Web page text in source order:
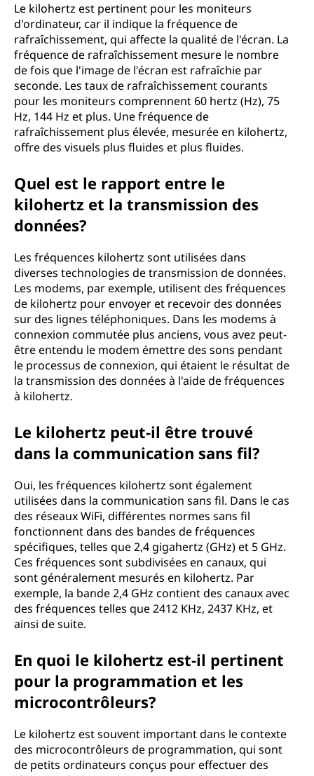
Le kilohertz est pertinent pour les moniteurs
d'ordinateur, car il indique la fréquence de
rafraîchissement, qui affecte la qualité de l'écran. La
fréquence de rafraîchissement mesure le nombre
de fois que l'image de l'écran est rafraîchie par
seconde. Les taux de rafraîchissement courants
pour les moniteurs comprennent 60 hertz (Hz), 75
Hz, 144 Hz et plus. Une fréquence de
rafraîchissement plus élevée, mesurée en kilohertz,
offre des visuels plus fluides et plus fluides.
Quel est le rapport entre le
kilohertz et la transmission des
données?
Les fréquences kilohertz sont utilisées dans
diverses technologies de transmission de données.
Les modems, par exemple, utilisent des fréquences
de kilohertz pour envoyer et recevoir des données
sur des lignes téléphoniques. Dans les modems à
connexion commutée plus anciens, vous avez peut-
être entendu le modem émettre des sons pendant
le processus de connexion, qui étaient le résultat de
la transmission des données à l'aide de fréquences
à kilohertz.
Le kilohertz peut-il être trouvé
dans la communication sans fil?
Oui, les fréquences kilohertz sont également
utilisées dans la communication sans fil. Dans le cas
des réseaux WiFi, différentes normes sans fil
fonctionnent dans des bandes de fréquences
spécifiques, telles que 2,4 gigahertz (GHz) et 5 GHz.
Ces fréquences sont subdivisées en canaux, qui
sont généralement mesurés en kilohertz. Par
exemple, la bande 2,4 GHz contient des canaux avec
des fréquences telles que 2412 KHz, 2437 KHz, et
ainsi de suite.
En quoi le kilohertz est-il pertinent
pour la programmation et les
microcontrôleurs?
Le kilohertz est souvent important dans le contexte
des microcontrôleurs de programmation, qui sont
de petits ordinateurs conçus pour effectuer des